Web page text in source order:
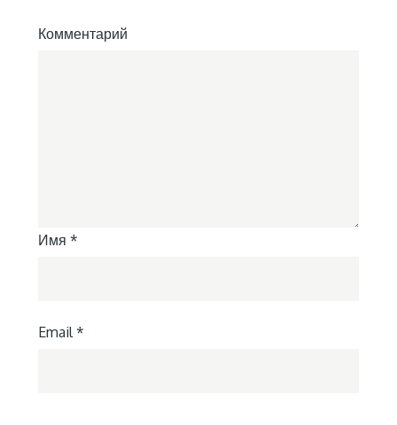
Комментарий
Имя *
Email *